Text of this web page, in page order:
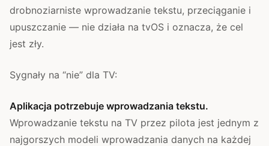
drobnoziarniste wprowadzanie tekstu, przeciąganie i
upuszczanie — nie działa na tvOS i oznacza, że cel
jest zły.
Sygnały na “nie” dla TV:
Aplikacja potrzebuje wprowadzania tekstu.
Wprowadzanie tekstu na TV przez pilota jest jednym z
najgorszych modeli wprowadzania danych na każdej